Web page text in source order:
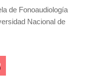
de Fonoaudiología
Nacional de